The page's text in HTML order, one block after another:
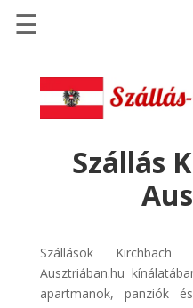
Szállások
Szállásinfo.eu
Repülőjegy
Discover
Cars
☰
Szállás
Szállások
Ausztriában.hu
apartmanok, panziók